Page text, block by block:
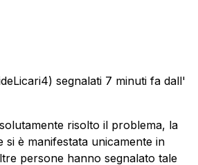
segnalati 7 minuti fa dall'
risolto il problema, la
si è manifestata unicamente in
persone hanno segnalato tale